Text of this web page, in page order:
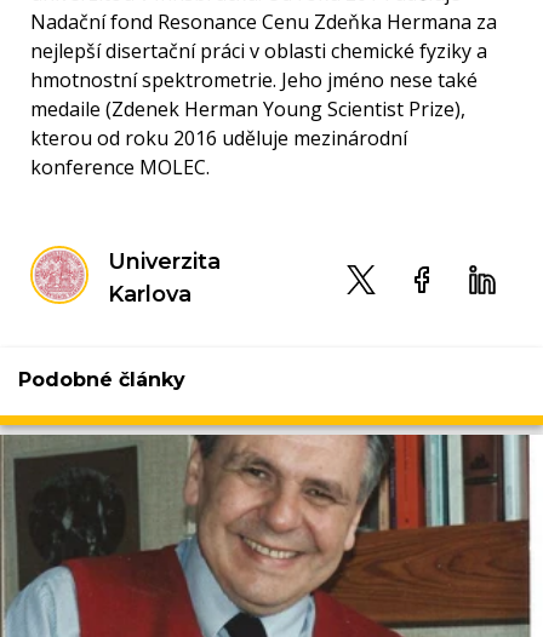
Nadační fond Resonance Cenu Zdeňka Hermana za
nejlepší disertační práci v oblasti chemické fyziky a
hmotnostní spektrometrie. Jeho jméno nese také
medaile (Zdenek Herman Young Scientist Prize),
kterou od roku 2016 uděluje mezinárodní
konference MOLEC.
Univerzita
Karlova
Podobné články